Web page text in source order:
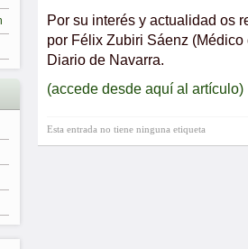
Por su interés y actualidad os
por Félix Zubiri Sáenz
Diario de Navarra.
(accede desde aquí al artículo)
Esta entrada no tiene ninguna etiqueta